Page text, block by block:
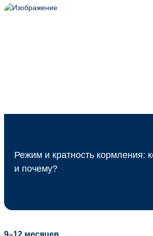
Режим и кратность кормления:
и почему?
9–12 месяцев